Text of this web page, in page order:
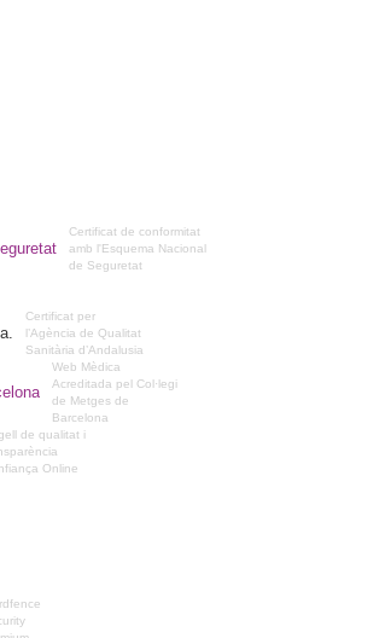
Certificat de conformitat
amb l'Esquema Nacional
de Seguretat
Certificat per
l’Agència de Qualitat
Sanitària d’Andalusia
Web Mèdica
Acreditada pel Col·legi
de Metges de
Barcelona
de qualitat i
Online